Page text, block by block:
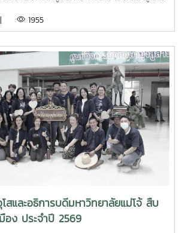
าร หลักสูตรระดับบัณฑิตศึกษา และคณะ
าวิศวกรรมเครื่องกล และผู้ช่วยอธิการบดี
ยรุ่นใหม่ จาก Mie University ประเทศ
างมาเยี่ยมชมคณะฯ และหารือแนวทางความ
คณะวิศวกรรมและอุตสาหกรรมเกษตร
ารนี้ ได้มีการนำเสนอวีดิทัศน์แนะนำ
ฯ พร้อมแลกเปลี่ยนแนวทางการสร้างความ
รวิจัย และการแลกเปลี่ยนนักศึกษาในระดับ
กษา ระหว่างสองสถาบันProfessor
ำเสนอผลงานวิจัยในหัวข้อ “Medical,
support Robotics” และ “Automation
Robots and Nursing Care
องกับเทคโนโลยีหุ่นยนต์เพื่อการแพทย์ การ
บสนับสนุนงานด้านสวัสดิการและการ
| 1955
สและอธิการบดีมหาวิทยาลัยแม่โจ้ สืบ
อง ประจำปี 2569